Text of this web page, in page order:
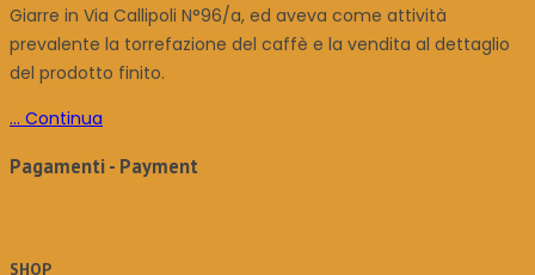
Giarre in Via Callipoli N°96/a, ed aveva come attività
prevalente la torrefazione del caffè e la vendita al dettaglio
del prodotto finito.
... Continua
Pagamenti - Payment
SHOP